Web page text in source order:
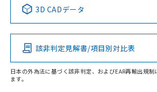
Pb Hg Cd
O
3D CADデータ
該非判定見解書/項目別対比表
日本の外為法に基づく該非判定、およびEAR再輸出規
ます。